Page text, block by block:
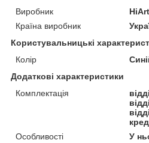
Виробник
HiArt
Країна виробник
Користувальницькі
Колір
Додаткові характеристики
Комплектація
Особливості
У